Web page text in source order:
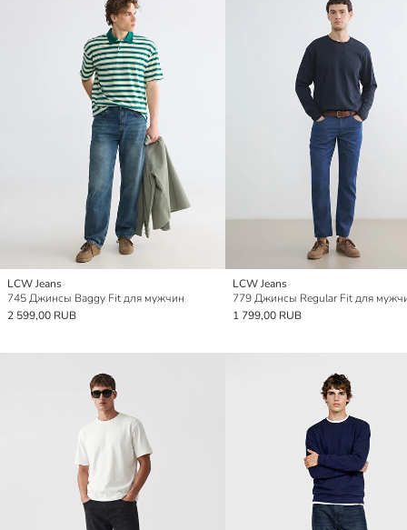
LCW Jeans
745 Джинсы Baggy Fit для мужчин
2 599,00 RUB
LCW Jeans
779 Джинсы Regular Fit для
1 799,00 RUB